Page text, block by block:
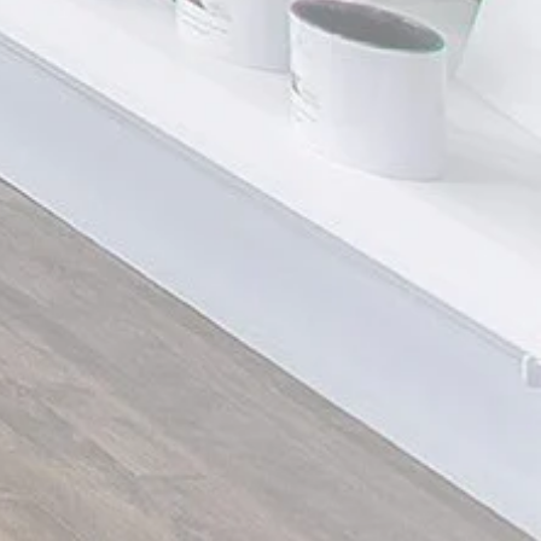
extrait de fruit de Musa Sapientum
(banane), extrait de feuille
d'Origanum Vulgare, extrait de fruit
de Morinda Citrifolia, extrait de racine
d'Arctium Lappa, copolymère PEG-
8/SMDI, hyaluronate de sodium,
sérinate de myristyle palmitoyl,
polyacrylate de sodium,
hydroxyhydrocinnamate de tétra-di-
t-butyle de pentaérythrityle, biotine,
phénoxyéthanol, chlorphénésine,
acide benzoïque, sorbate de
potassium, benzoate de sodium,
fragrance (parfum), hexyl cinnamal,
limonène, citral